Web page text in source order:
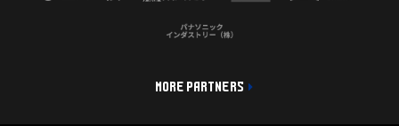
MORE PARTNERS